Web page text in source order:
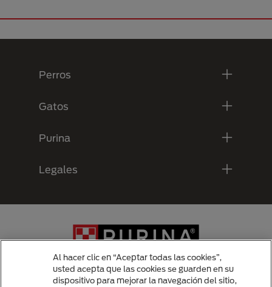
Perros
Gatos
Purina
Legales
Al hacer clic en “Aceptar todas las cookies”,
usted acepta que las cookies se guarden en su
dispositivo para mejorar la navegación del sitio,